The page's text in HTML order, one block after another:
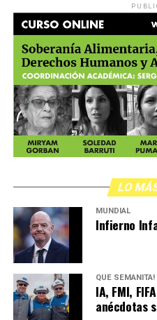
LO
MUNDIAL
Infierno
QUÉ SEMANITA!
IA, FMI,
anécdotas